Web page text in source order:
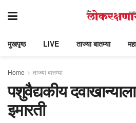
मुखपृष्ठ LIVE ताज्या बातम्या
Home ताज्या बातम्या
पशुवैद्यकीय
इमारती